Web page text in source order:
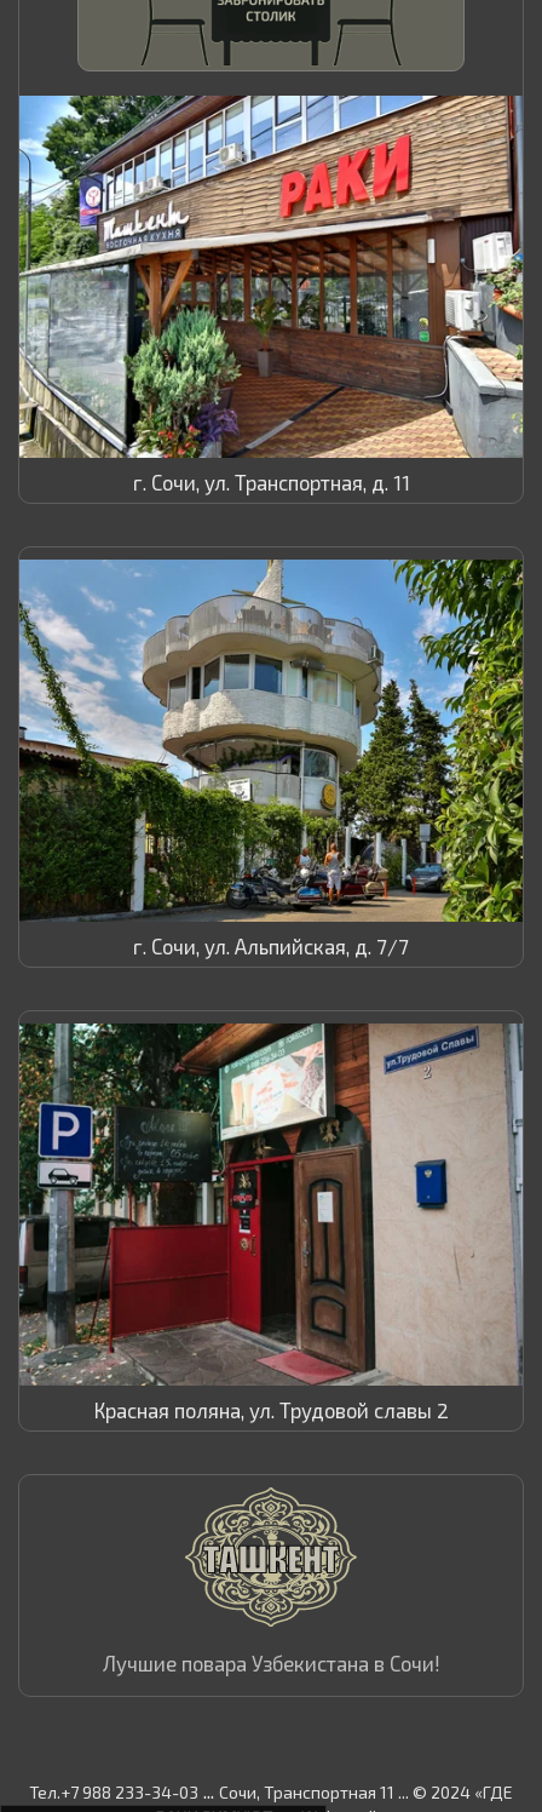
г. Сочи, ул. Транспортная, д. 11
г. Сочи, ул. Альпийская, д. 7/7
Красная поляна, ул. Трудовой славы 2
Лучшие повара Узбекистана в Сочи!
Тел.+7 988 233-34-03 ... Сочи, Транспортная 11 ... © 2024 «ГДЕ